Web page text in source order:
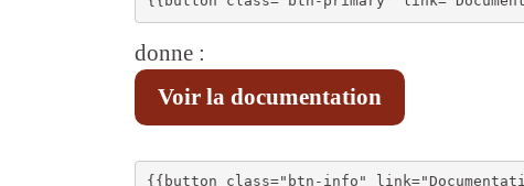
donne :
Voir la documentation